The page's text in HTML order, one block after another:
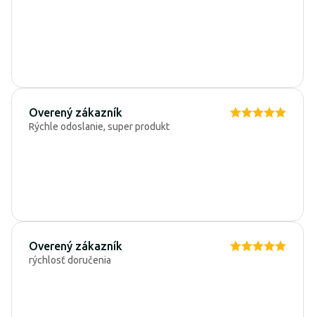
Overený zákazník
Rýchle odoslanie, super produkt
Overený zákazník
rýchlosť doručenia